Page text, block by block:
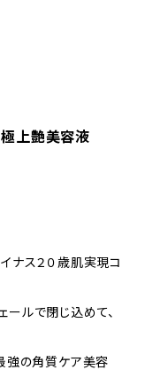
極上艶美容液
ナス２０歳肌実現コ
ルで閉じ込めて、
強の角質ケア美容